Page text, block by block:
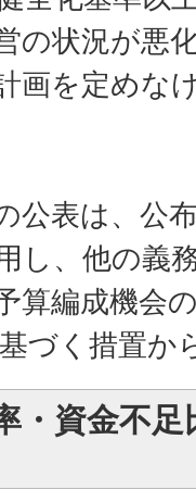
の状況が悪
画を定めな
公表は、公
し、他の義
算編成機会
づく措置か
・資金不